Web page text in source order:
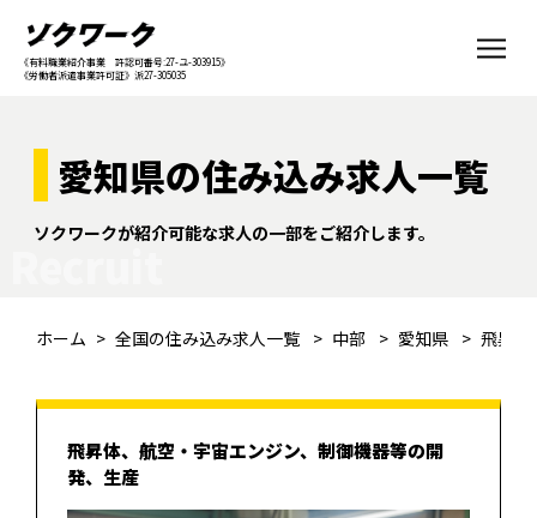
《有料職業紹介事業 許認可番号:27-ユ-303915》
《労働者派遣事業許可証》派27-305035
愛知県の住み込み求人一覧
ソクワークが紹介可能な求人の一部をご紹介します。
ホーム 全国の住み込み求人一覧 中部 愛知県 飛昇体
飛昇体、航空・宇宙エンジン、制御機器等の開
発、生産